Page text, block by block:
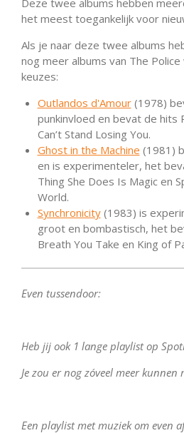
het meest toegankelijk voor
Als je naar deze twee albums
nog meer albums van The
keuzes:
Outlandos d'Amour(1978)
punkinvloed en bevat de hits
Can’t Stand Losing You.
Ghost in the Machine (1981)
en is experimenteler, het
Thing She Does Is Magic en
World.
Synchronicity(1983) is
groot en bombastisch, het
Breath You Take en King of
Even tussendoor:
Heb jij ook 1 lange playlist op
Je zou er nog zóveel meer kunnen
Een playlist met muziek om even